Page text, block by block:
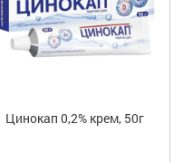
Цинокап 0,2% крем, 50г